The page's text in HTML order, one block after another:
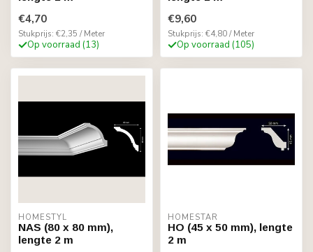
€4,70
Stukprijs: €2,35 / Meter
Op voorraad (13)
€9,60
Stukprijs: €4,80 / Meter
Op voorraad (105)
HOMESTYL
NAS (80 x 80 mm),
lengte 2 m
HOMESTAR
HO (45 x 50 mm), lengte
2 m